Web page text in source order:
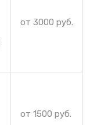
от 3000 руб.
от 1500 руб.